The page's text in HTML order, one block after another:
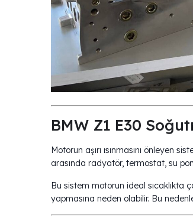
BMW
Motorun aşırı ısınmasını önleyen
arasında radyatör, termostat, su
Bu sistem motorun ideal sıcaklıkta
yapmasına neden olabilir. Bu